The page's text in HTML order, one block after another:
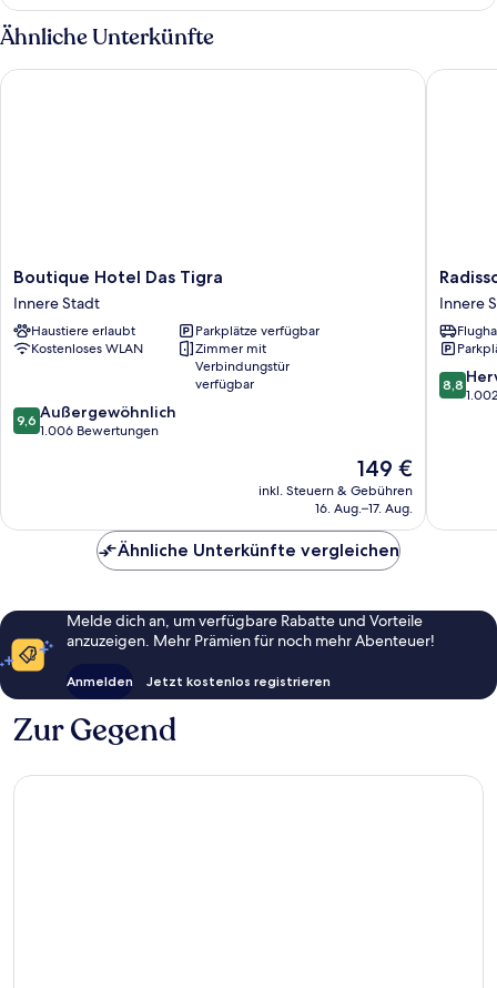
Ähnliche Unterkünfte
Boutique
Hotel
Das
Tigra
Innere
Boutique Hotel Das Tigra
Innere Stadt
Haustiere erlaubt
Parkplätze verfügbar
Kostenloses WLAN
Zimmer mit
Verbindungstür
verfügbar
9.6
von
9,6 Außergewöhnlich
1.006 Bewertungen
Der
Preis
beträgt
149 €
inkl. Steuern & Gebühren
16. Aug.–17. Aug.
Boutique Hotel Das Tigra
Blu
Style
Hotel,
Vienna
Innere
Stadt
Innere
8.8
von
8,8
Ähnliche Unterkünfte vergleichen
Melde dich an, um verfügbare Rabatte und Vorteile
anzuzeigen. Mehr Prämien für noch mehr Abenteuer!
Anmelden Jetzt kostenlos registrieren
Zur Gegend